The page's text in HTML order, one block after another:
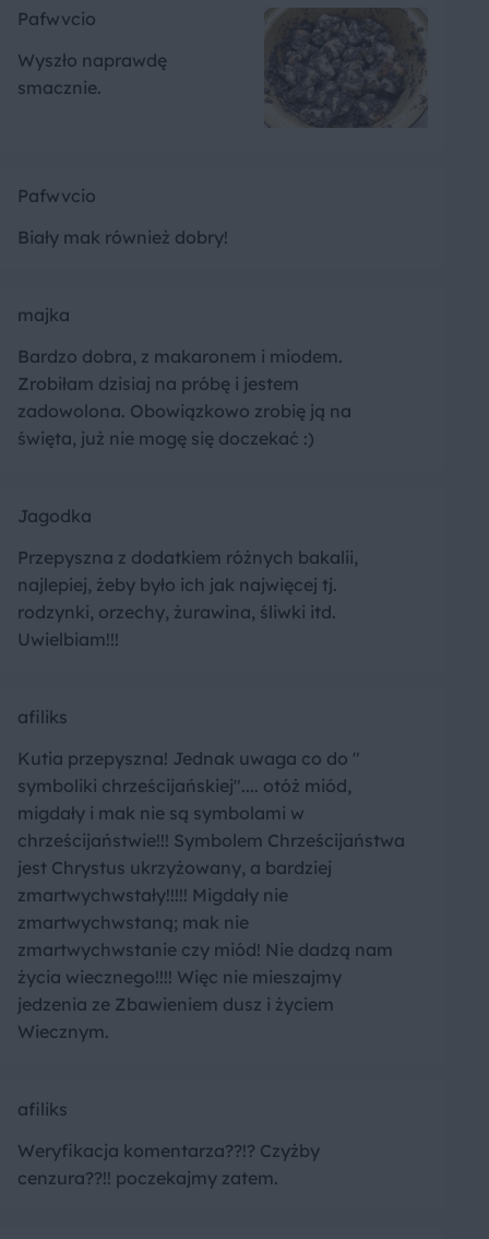
Pafwvcio
Wyszło naprawdę
smacznie.
Pafwvcio
Biały mak również dobry!
majka
Bardzo dobra, z makaronem i miodem.
Zrobiłam dzisiaj na próbę i jestem
zadowolona. Obowiązkowo zrobię ją na
święta, już nie mogę się doczekać :)
Jagodka
Przepyszna z dodatkiem różnych bakalii,
najlepiej, żeby było ich jak najwięcej tj.
rodzynki, orzechy, żurawina, śliwki itd.
Uwielbiam!!!
afiliks
Kutia przepyszna! Jednak uwaga co do "
symboliki chrześcijańskiej".... otóż miód,
migdały i mak nie są symbolami w
chrześcijaństwie!!! Symbolem Chrześcijaństwa
jest Chrystus ukrzyżowany, a bardziej
zmartwychwstały!!!!! Migdały nie
zmartwychwstaną; mak nie
zmartwychwstanie czy miód! Nie dadzą nam
życia wiecznego!!!! Więc nie mieszajmy
jedzenia ze Zbawieniem dusz i życiem
Wiecznym.
afiliks
Weryfikacja komentarza??!? Czyżby
cenzura??!! poczekajmy zatem.